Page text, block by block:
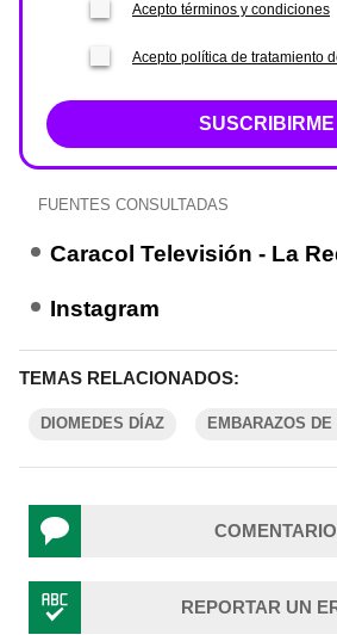
Acepto términos y condiciones
Acepto política de tratamiento
SUSCRIBIRME
FUENTES CONSULTADAS
Caracol Televisión - La
Instagram
TEMAS RELACIONADOS:
DIOMEDES DÍAZ EMBARAZOS DE
REPORTAR UN